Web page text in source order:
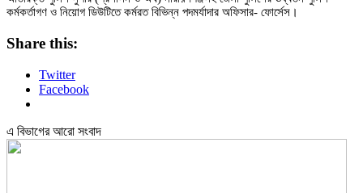
কর্মকর্তাগণ ও নিয়োগ ডিউটিতে কর্মরত বিভিন্ন পদমর্যাদার অফিসার- ফোর্সেস।
Share this:
Twitter
Facebook
এ বিভাগের আরো সংবাদ